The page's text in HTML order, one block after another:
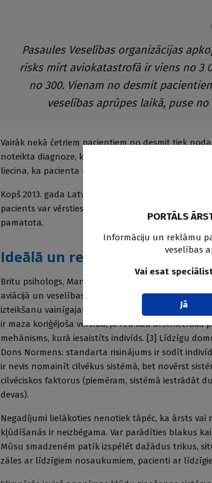
Pasaules Veselības organizācijas
risks mirt aviokatastrofā ir viens no 3
no 300. Vienam no desmit
veselības aprūpes laikā, puse
Vairāk nekā četriem pacientiem no desmit tiek
noteikta diagnoze, kļūdaini izrakstīta recepte,
liecina, ka pacienta nāvi 10 % gadījumu veicinājusi
Kopš 2013. gada Latvijā darbojas tiesiskais
pacients var vērsties Ārstniecības riska fondā, lai
pamatota.
Ideālā un reālā pasaule
Britu psihologs, Mančestras universitātes
aviācijā un veselības aprūpē, norāda: pasākumi,
izteikšanu vainīgajam, sodīšanu, disciplinārlietas
ir maza koriģējoša vērtība, jo reti kad ārstniecības
mehānisms, kurā iesaistīts indivīds. [3] Līdzīgu
Dons Normens: standarta risinājums ir sodīt
ir nevis nomainīt cilvēkus sistēmā, bet novērst
cilvēciskos faktorus (piemēram, sistēmā iestrādāt
devas).
Negadījumi lielākoties nenotiek tāpēc, ka ārsts vai
kļūdīšanās ir neizbēgama. Var parādīties blakus
Mūsu smadzenēm patīk izspēlēt dažādus trikus,
zāles ar līdzīgiem nosaukumiem, pacienti ar
PORTĀLS
Informāciju un reklāmu
veselības
Vai esat
Jā